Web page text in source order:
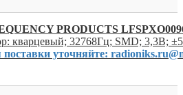
PRODUCTS
кварцевый; 32768Гц; SMD; 3,3В;
поставки уточняйте: